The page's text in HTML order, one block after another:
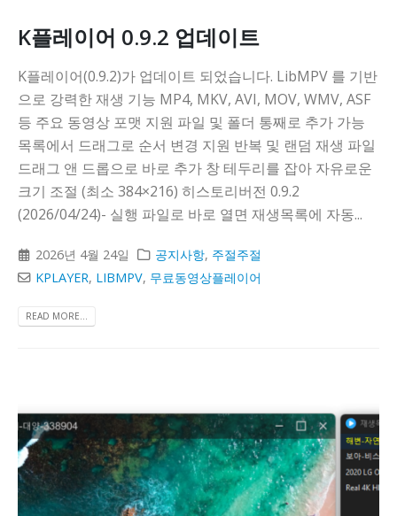
K플레이어 0.9.2 업데이트
K플레이어(0.9.2)가 업데이트 되었습니다. LibMPV 를 기반
으로 강력한 재생 기능 MP4, MKV, AVI, MOV, WMV, ASF
등 주요 동영상 포맷 지원 파일 및 폴더 통째로 추가 가능
목록에서 드래그로 순서 변경 지원 반복 및 랜덤 재생 파일
드래그 앤 드롭으로 바로 추가 창 테두리를 잡아 자유로운
크기 조절 (최소 384×216) 히스토리버전 0.9.2
(2026/04/24)- 실행 파일로 바로 열면 재생목록에 자동...
2026년 4월 24일 공지사항, 주절주절
KPLAYER, LIBMPV, 무료동영상플레이어
READ MORE...